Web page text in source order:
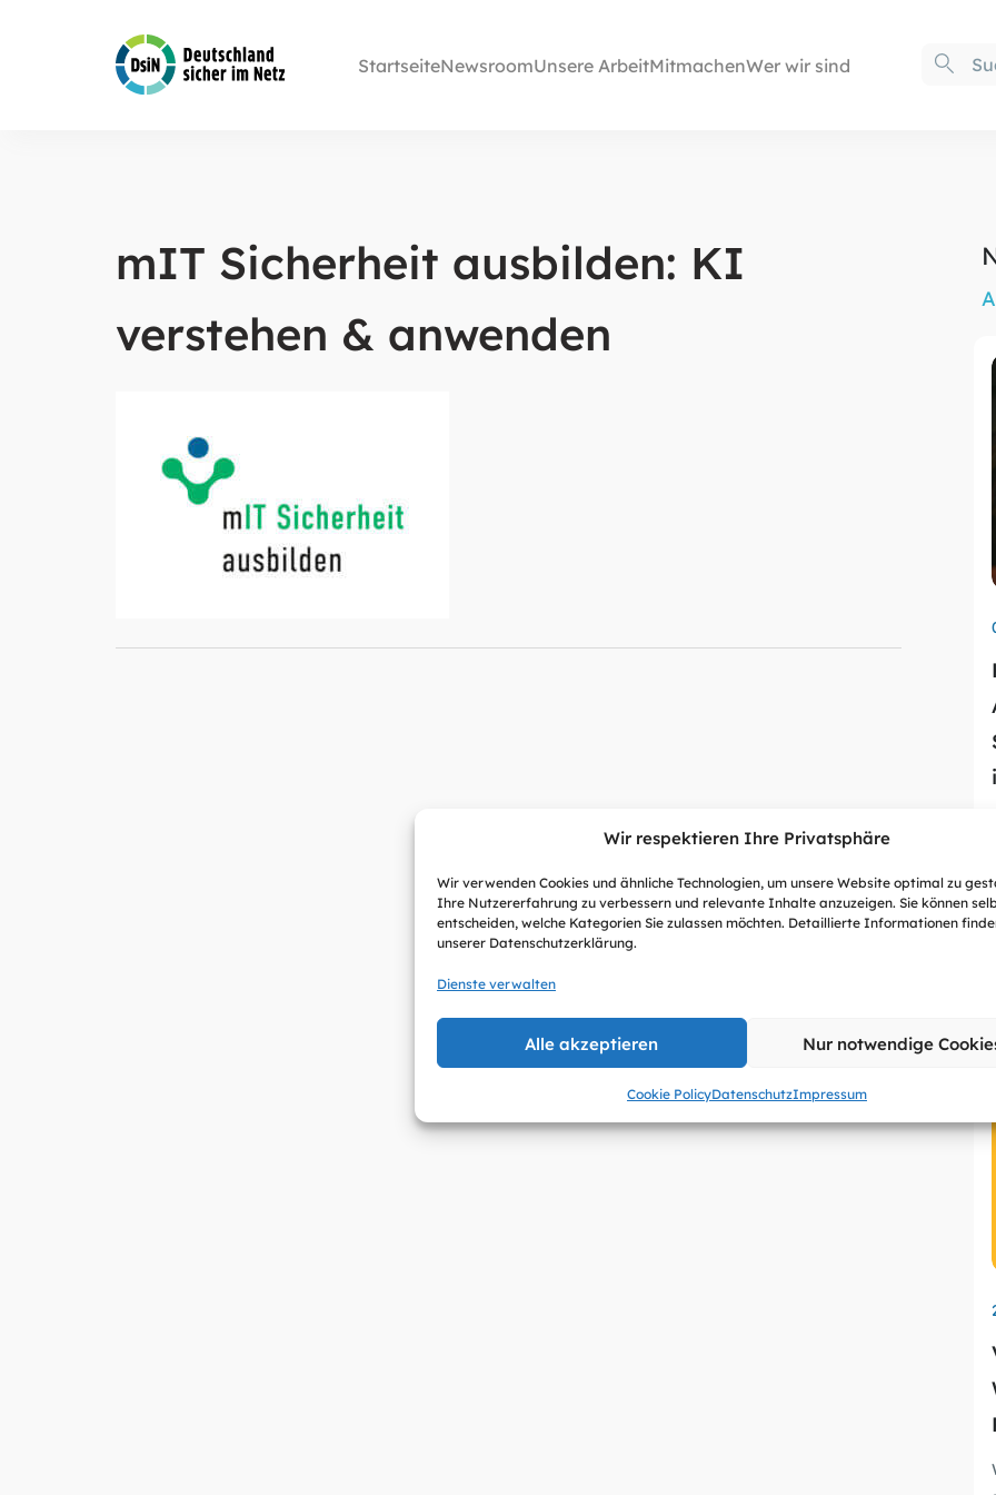
Wir respektieren Ihre Privatsphäre
Wir verwenden Cookies und ähnliche Technologien, um unsere Website optimal zu
Ihre Nutzererfahrung zu verbessern und relevante Inhalte anzuzeigen. Sie können
entscheiden, welche Kategorien Sie zulassen möchten. Detaillierte Informationen
unserer Datenschutzerklärung.
Dienste verwalten
Alle akzeptieren Nur notwendige
Cookie PolicyDatenschutzImpressum
StartseiteNewsroomUnsere ArbeitMitmachenWer wir sind
mIT Sicherheit ausbilden: KI
verstehen & anwenden